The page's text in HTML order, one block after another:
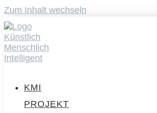
Zum Inhalt wechseln
KMI
PROJEKT